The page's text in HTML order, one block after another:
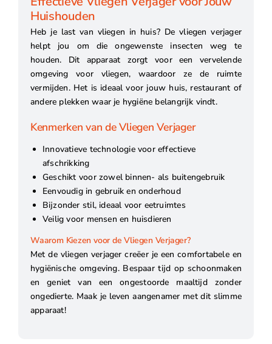
Huishouden
Heb je last van vliegen in huis? De vliegen verjager
helpt jou om die ongewenste insecten weg te
houden. Dit apparaat zorgt voor een vervelende
omgeving voor vliegen, waardoor ze de ruimte
vermijden. Het is ideaal voor jouw huis, restaurant of
andere plekken waar je hygiëne belangrijk vindt.
Kenmerken van de Vliegen Verjager
Innovatieve technologie voor effectieve
afschrikking
Geschikt voor zowel binnen- als buitengebruik
Eenvoudig in gebruik en onderhoud
Bijzonder stil, ideaal voor eetruimtes
Veilig voor mensen en huisdieren
Waarom Kiezen voor de Vliegen Verjager?
Met de vliegen verjager creëer je een comfortabele en
hygiënische omgeving. Bespaar tijd op schoonmaken
en geniet van een ongestoorde maaltijd zonder
ongedierte. Maak je leven aangenamer met dit slimme
apparaat!